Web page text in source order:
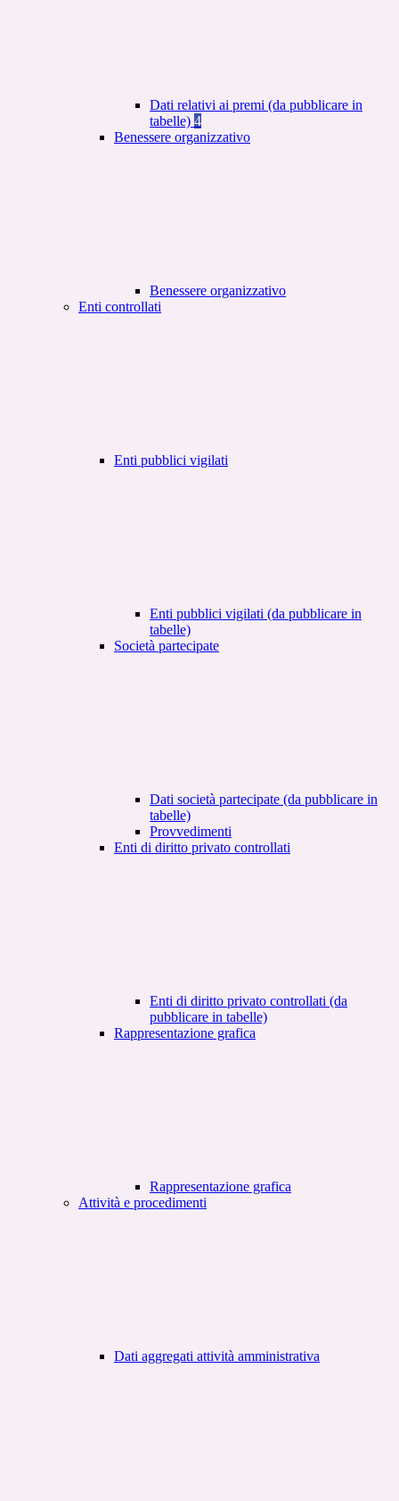
Dati relativi ai premi (da pubblicare in
tabelle) 4
Benessere organizzativo
Benessere organizzativo
Enti controllati
Enti pubblici vigilati
Enti pubblici vigilati (da pubblicare in
tabelle)
Società partecipate
Dati società partecipate (da pubblicare in
tabelle)
Provvedimenti
Enti di diritto privato controllati
Enti di diritto privato controllati (da
pubblicare in tabelle)
Rappresentazione grafica
Rappresentazione grafica
Attività e procedimenti
Dati aggregati attività amministrativa